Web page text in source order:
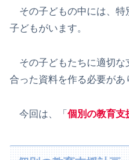
その子どもの中には、特
子どもがいます。
その子どもたちに適切な
合った資料を作る必要があ
今回は、「 個別の教育支